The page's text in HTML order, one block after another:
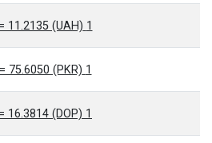
1 AED = 11.2135 (UAH)
1 AED = 75.6050 (PKR)
1 AED = 16.3814 (DOP)